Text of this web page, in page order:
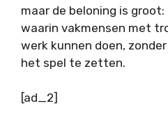
maar de beloning is
waarin vakmensen met
werk kunnen doen,
het spel te zetten.
[ad_2]